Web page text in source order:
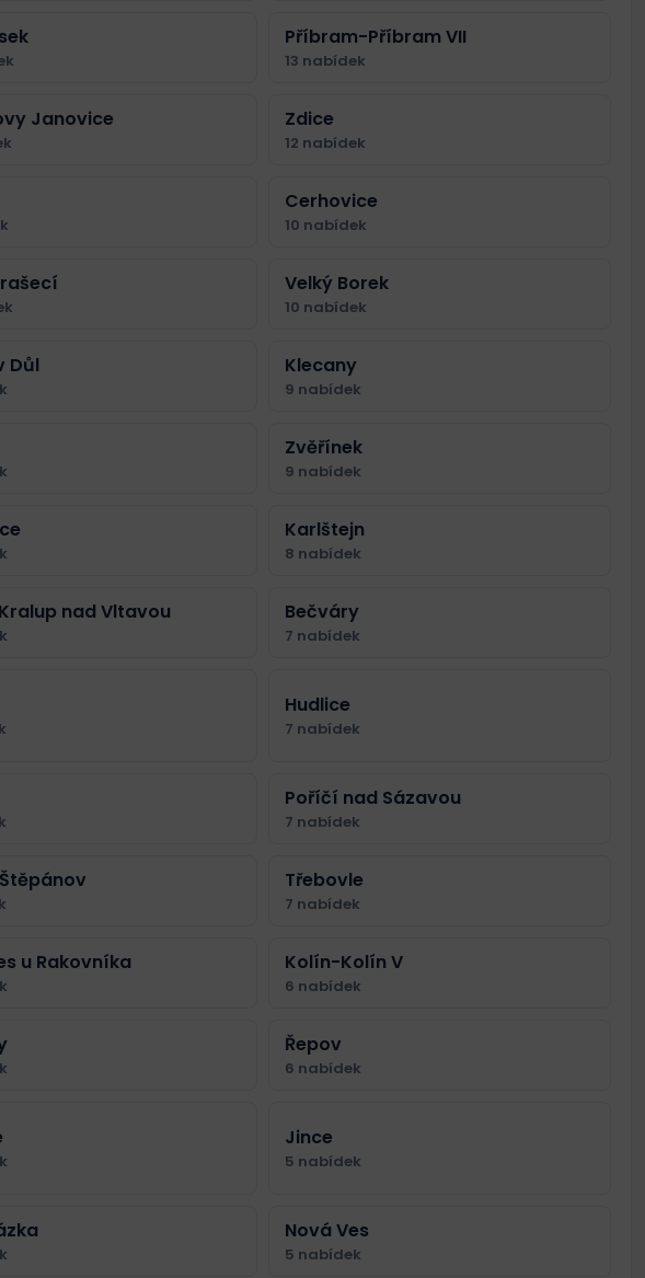
Příbram-Příbram VII
13 nabídek
Janovice Zdice
12 nabídek
Cerhovice
10 nabídek
Velký Borek
10 nabídek
Důl Klecany
9 nabídek
Zvěřínek
9 nabídek
Karlštejn
8 nabídek
nad Vltavou Bečváry
7 nabídek
Hudlice
7 nabídek
Poříčí nad Sázavou
7 nabídek
Třebovle
7 nabídek
u Rakovníka Kolín-Kolín V
6 nabídek
Řepov
6 nabídek
Jince
5 nabídek
Nová Ves
5 nabídek